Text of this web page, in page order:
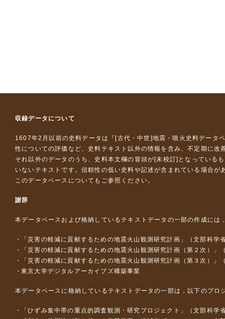
収録データについて
1607年2月以前の史料データは『 [古代・中世]地震・噴火史料データ
性についての評価など、史料テキスト以外の情報を含み、不定期に改
それ以外のデータのうち、史料本文欄の冒頭が[未校訂]となっている
いないテキストです。信頼性の低い史料や記述が含まれている場合が
このデータベースについて もご参照ください。
謝辞
本データベースおよび格納しているテキストデータの一部の作成には
「災害の軽減に貢献するための地震火山観測研究計画」（文部科学
「災害の軽減に貢献するための地震火山観測研究計画（第２次）」
「災害の軽減に貢献するための地震火山観測研究計画（第３次）」
東京大学デジタルアーカイブズ構築事業
本データベースに格納しているテキストデータの一部は，以下のプロ
「ひずみ集中帯の重点的調査観測・研究プロジェクト」（文部科